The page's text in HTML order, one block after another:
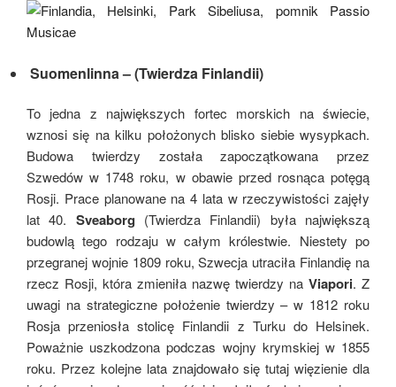
Suomenlinna– (Twierdza Finlandii)
To jedna z największych fortec morskich na świecie,
wznosi się na kilku położonych blisko siebie wysypkach.
Budowa twierdzy została zapoczątkowana przez
Szwedów w 1748 roku, w obawie przed rosnąca potęgą
Rosji. Prace planowane na 4 lata w rzeczywistości zajęły
lat 40. Sveaborg (Twierdza Finlandii) była największą
budowlą tego rodzaju w całym królestwie. Niestety po
przegranej wojnie 1809 roku, Szwecja utraciła Finlandię na
rzecz Rosji, która zmieniła nazwę twierdzy na Viapori. Z
uwagi na strategiczne położenie twierdzy – w 1812 roku
Rosja przeniosła stolicę Finlandii z Turku do Helsinek.
Poważnie uszkodzona podczas wojny krymskiej w 1855
roku. Przez kolejne lata znajdowało się tutaj więzienie dla